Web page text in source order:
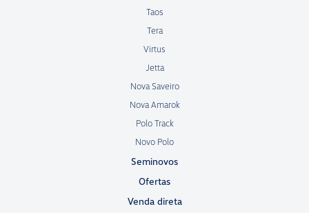
Taos
Tera
Virtus
Jetta
Nova Saveiro
Nova Amarok
Polo Track
Novo Polo
Seminovos
Ofertas
Venda direta